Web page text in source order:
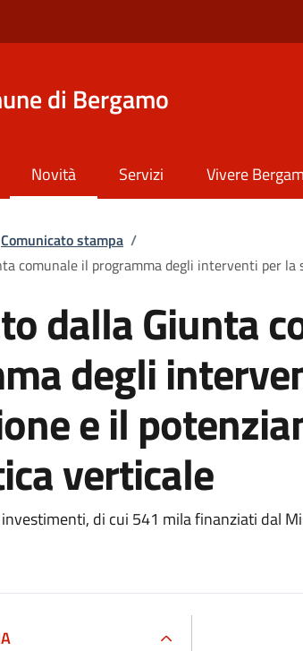
di Bergamo
Novità Servizi Vivere
pane
Comunicato stampa /
comunale il programma degli interventi per
dalla Giunta
degli
e il
verticale
di cui 541 mila finanziati dal